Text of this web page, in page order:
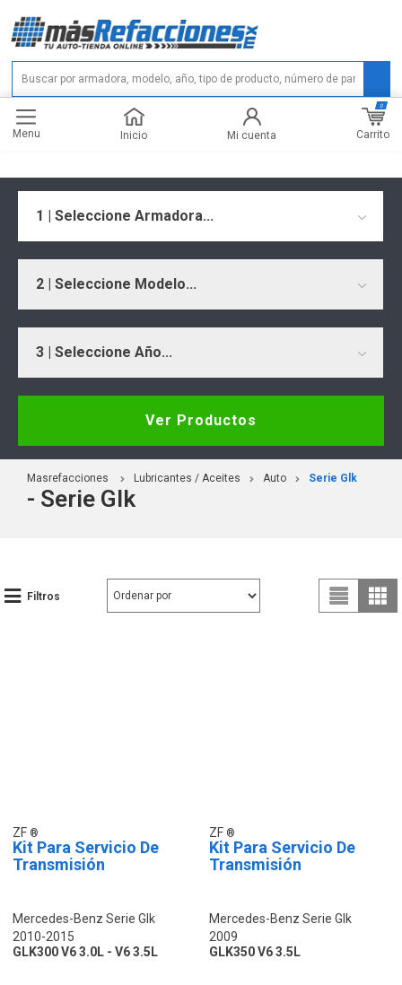
Menu Inicio Mi cuenta Carrito
0
1 | Seleccione Armadora...
2 | Seleccione Modelo...
3 | Seleccione Año...
Ver Productos
Masrefacciones Lubricantes / Aceites Auto Serie Glk
- Serie Glk
Filtros
ZF
Kit Para Servicio De
Transmisión
Mercedes-Benz Serie Glk
2010-2015
GLK300 V6 3.0L - V6 3.5L
ZF
Kit Para Servicio De
Transmisión
Mercedes-Benz Serie Glk
2009
GLK350 V6 3.5L